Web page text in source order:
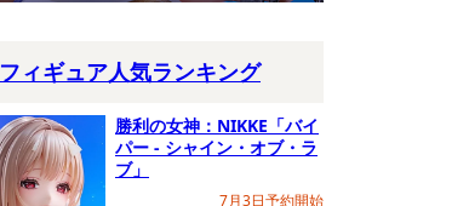
フィギュア人気ランキング
勝利の女神：NIKKE「バイ
パー - シャイン・オブ・ラ
ブ」
7月3日予約開始